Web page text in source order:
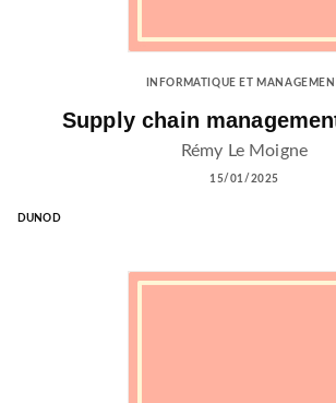
INFORMATIQUE ET
Supply chain
Rémy Le Moigne
15/01/2025
DUNOD